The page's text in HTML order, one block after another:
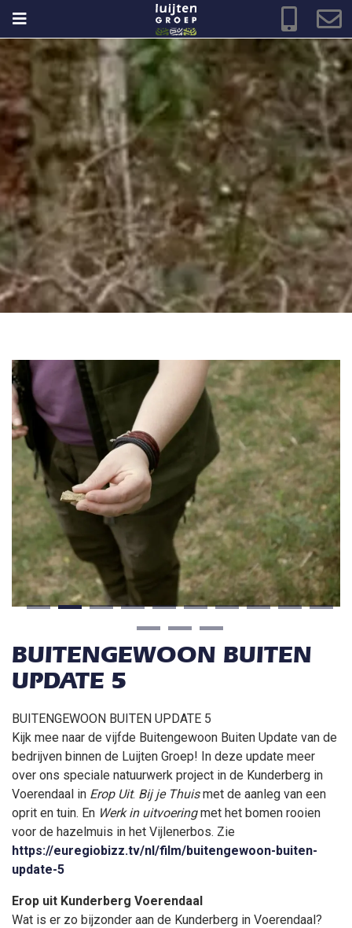
BUITENGEWOON BUITEN
UPDATE 5
BUITENGEWOON BUITEN UPDATE 5
Kijk mee naar de vijfde Buitengewoon Buiten Update van de
bedrijven binnen de Luijten Groep! In deze update meer
over ons speciale natuurwerk project in de Kunderberg in
Voerendaal in Erop Uit. Bij je Thuismet de aanleg van een
oprit en tuin. En Werk in uitvoeringmet het bomen rooien
voor de hazelmuis in het Vijlenerbos. Zie
https://euregiobizz.tv/nl/film/buitengewoon-buiten-
update-5
Erop uit Kunderberg Voerendaal
Wat is er zo bijzonder aan de Kunderberg in Voerendaal?